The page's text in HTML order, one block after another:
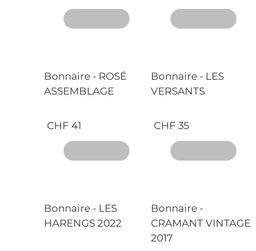
Bonnaire - ROSÉ
ASSEMBLAGE
CHF 41
Bonnaire - LES
VERSANTS
CHF 35
Bonnaire - LES
HARENGS 2022
Bonnaire -
CRAMANT VINTAGE
2017